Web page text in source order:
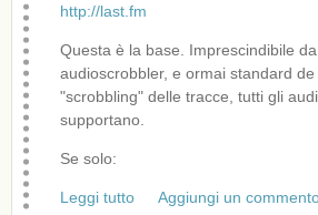
http://last.fm
Questa è la base. Imprescindibile
audioscrobbler, e ormai standard
"scrobbling" delle tracce, tutti gli
supportano.
Se solo:
Leggi tutto su Music services & apps
Aggiungi un